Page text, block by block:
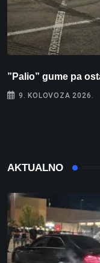
”Palio” gume pa
9. KOLOVOZA 2026.
AKTUALNO